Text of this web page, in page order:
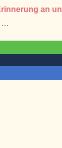
an
…